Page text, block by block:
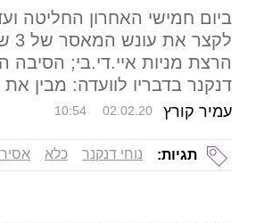
ביום חמישי האחרון החליטה
הרצת מניות איי.די.בי; הסיבה
דנקנר בדבריו לוועדה: מבין
עמיר קורץ 10:54 02.02.20
תגיות: נוחי דנקנר כלא אסיר